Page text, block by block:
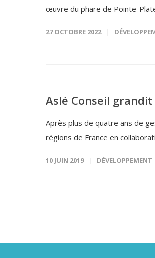
œuvre du phare de Pointe-
27 OCTOBRE 2022
Aslé Conseil
Après plus de quatre ans de
régions de France en
10 JUIN 2019 DÉVELOPPEMENT